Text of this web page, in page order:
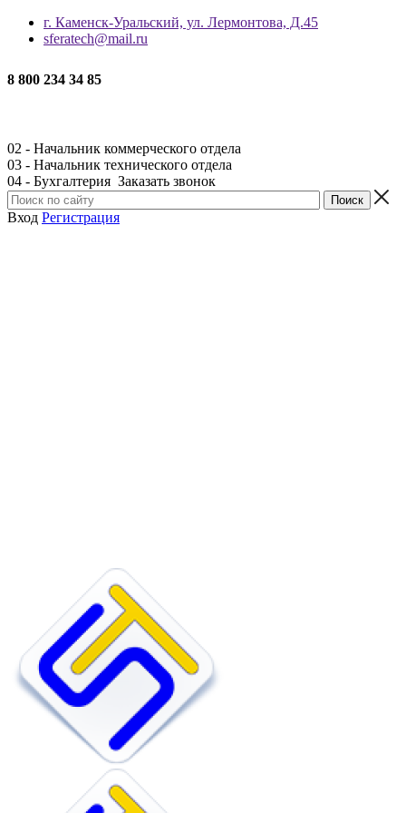
г. Каменск-Уральский, ул. Лермонтова, Д.45
sferatech@mail.ru
8 800 234 34 85
02 - Начальник коммерческого отдела
03 - Начальник технического отдела
04 - Бухгалтерия Заказать звонок
Вход Регистрация